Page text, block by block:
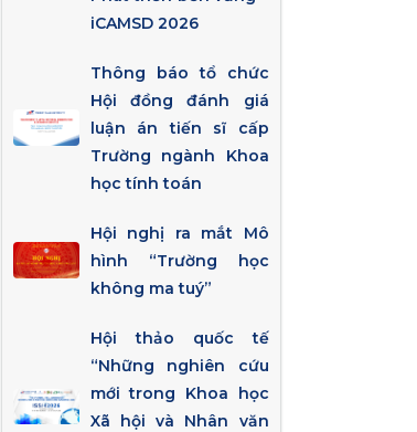
iCAMSD 2026
Thông báo tổ chức
Hội đồng đánh giá
luận án tiến sĩ cấp
Trường ngành Khoa
học tính toán
Hội nghị ra mắt Mô
hình “Trường học
không ma tuý”
Hội thảo quốc tế
“Những nghiên cứu
mới trong Khoa học
Xã hội và Nhân văn